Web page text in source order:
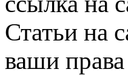
Статьи на
ваши